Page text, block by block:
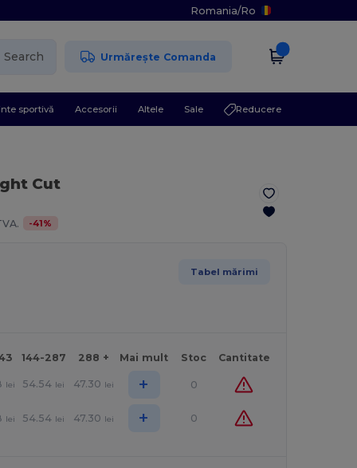
Romania/Ro
Search Urmărește Comanda
sportivă Accesorii Altele Sale Reducere
Cut
-41%
Tabel mărimi
144-287 288 + Mai mult Stoc Cantitate
lei 54.54 lei 47.30 lei + 0
lei 54.54 lei 47.30 lei + 0